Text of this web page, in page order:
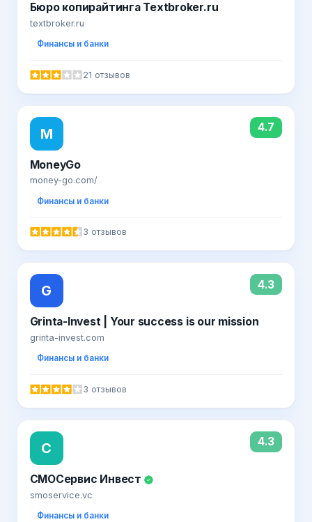
Бюро копирайтинга Textbroker.ru
textbroker.ru
Финансы и банки
21 отзывов
M 4.7
MoneyGo
money-go.com/
Финансы и банки
3 отзывов
G 4.3
Grinta-Invest | Your success is our mission
grinta-invest.com
Финансы и банки
3 отзывов
С 4.3
СМОСервис Инвест
smoservice.vc
Финансы и банки